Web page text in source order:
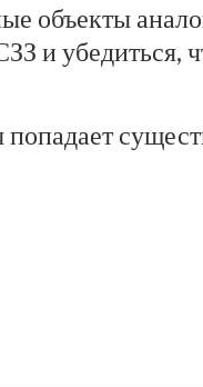
объекты
и убедиться,
попадает